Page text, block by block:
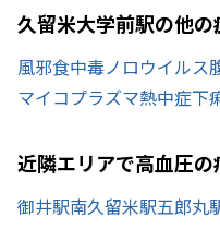
久留米大学前駅の他
風邪食中毒ノロウイルス
マイコプラズマ熱中症下
近隣エリアで高血圧の
御井駅南久留米駅五郎丸